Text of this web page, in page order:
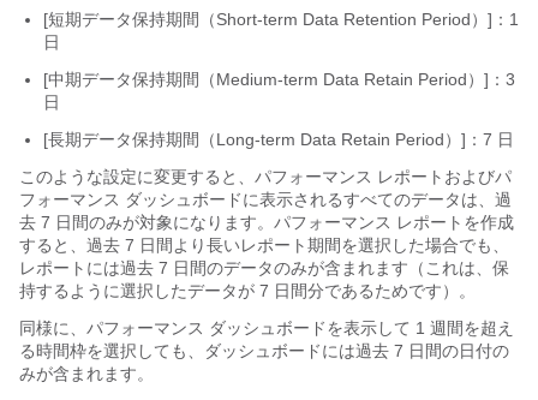
[短期データ保持期間（Short-term Data Retention Period）]：1
日
[中期データ保持期間（Medium-term Data Retain Period）]：3
日
[長期データ保持期間（Long-term Data Retain Period）]：7 日
このような設定に変更すると、パフォーマンス レポートおよびパ
フォーマンス ダッシュボードに表示されるすべてのデータは、過
去 7 日間のみが対象になります。パフォーマンス レポートを作成
すると、過去 7 日間より長いレポート期間を選択した場合でも、
レポートには過去 7 日間のデータのみが含まれます（これは、保
持するように選択したデータが 7 日間分であるためです）。
同様に、パフォーマンス ダッシュボードを表示して 1 週間を超え
る時間枠を選択しても、ダッシュボードには過去 7 日間の日付の
みが含まれます。